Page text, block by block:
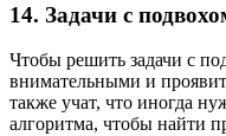
14. Задачи с
Чтобы решить задачи с
внимательными и
также учат, что иногда
алгоритма, чтобы найти